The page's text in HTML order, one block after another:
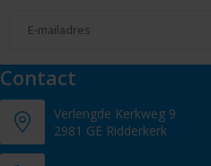
Contact
Verlengde Kerkweg 9
2981 GE Ridderkerk